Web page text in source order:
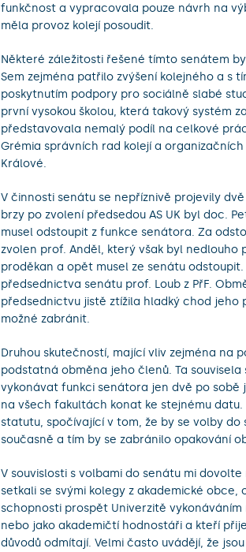
funkčnost a vypracovala pouze návrh na
měla provoz kolejí posoudit.
Některé záležitosti řešené tímto senátem
Sem zejména patřilo zvýšení kolejného a s
poskytnutím podpory pro sociálně slabé
první vysokou školou, která takový systém
představovala nemalý podíl na celkové
Grémia správních rad kolejí a
Králové.
V činnosti senátu se nepříznivě projevily
brzy po zvolení předsedou AS UK byl doc.
musel odstoupit z funkce senátora. Za
zvolen prof. Anděl, který však byl nedlouho
proděkan a opět musel ze senátu
předsednictva senátu prof. Loub z PřF.
předsednictvu jistě ztížila hladký chod
možné zabránit.
Druhou skutečností, mající vliv zejména na
podstatná obměna jeho členů. Ta
vykonávat funkci senátora jen dvě po sobě
na všech fakultách konat ke stejnému
statutu, spočívající v tom, že by se volby
současně a tím by se zabránilo opakování
V souvislosti s volbami do senátu mi
setkali se svými kolegy z akademické
schopnosti prospět Univerzitě
nebo jako akademičtí hodnostáři a kteří
důvodů odmítají. Velmi často uvádějí, že